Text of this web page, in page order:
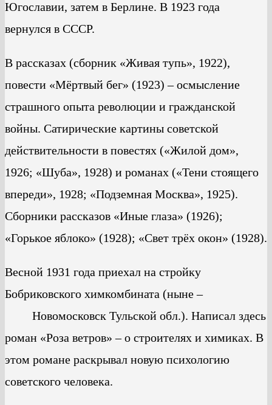
Югославии, затем в Берлине. В 1923 года
вернулся в СССР.
В рассказах (сборник «Живая тупь», 1922),
повести «Мёртвый бег» (1923) – осмысление
страшного опыта революции и гражданской
войны. Сатирические картины советской
действительности в повестях («Жилой дом»,
1926; «Шуба», 1928) и романах («Тени стоящего
впереди», 1928; «Подземная Москва», 1925).
Сборники рассказов «Иные глаза» (1926);
«Горькое яблоко» (1928); «Свет трёх окон» (1928).
Весной 1931 года приехал на стройку
Бобриковского химкомбината (ныне –
Новомосковск Тульской обл.). Написал здесь
роман «Роза ветров» – о строителях и химиках. В
этом романе раскрывал новую психологию
советского человека.